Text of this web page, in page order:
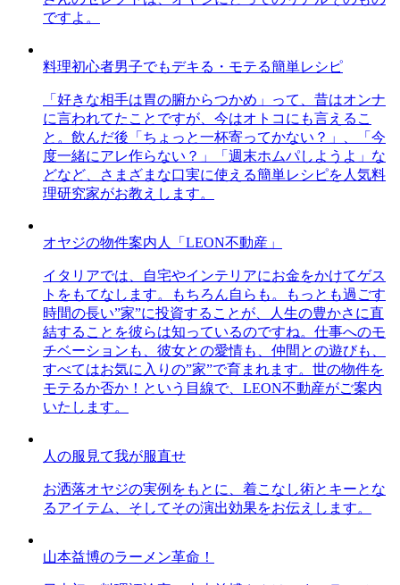
ですよ。
料理初心者男子でもデキる・モテる簡単レシピ
「好きな相手は胃の腑からつかめ」って、昔はオンナ
に言われてたことですが、今はオトコにも言えるこ
と。飲んだ後「ちょっと一杯寄ってかない？」、「今
度一緒にアレ作らない？」「週末ホムパしようよ」な
どなど、さまざまな口実に使える簡単レシピを人気料
理研究家がお教えします。
オヤジの物件案内人「LEON不動産」
イタリアでは、自宅やインテリアにお金をかけてゲス
トをもてなします。もちろん自らも。もっとも過ごす
時間の長い”家”に投資することが、人生の豊かさに直
結することを彼らは知っているのですね。仕事へのモ
チベーションも、彼女との愛情も、仲間との遊びも、
すべてはお気に入りの”家”で育まれます。世の物件を
モテるか否か！という目線で、LEON不動産がご案内
いたします。
人の服見て我が服直せ
お洒落オヤジの実例をもとに、着こなし術とキーとな
るアイテム、そしてその演出効果をお伝えします。
山本益博のラーメン革命！